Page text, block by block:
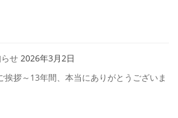
せ 2026年3月2日
挨拶～13年間、本当にありがとうございま